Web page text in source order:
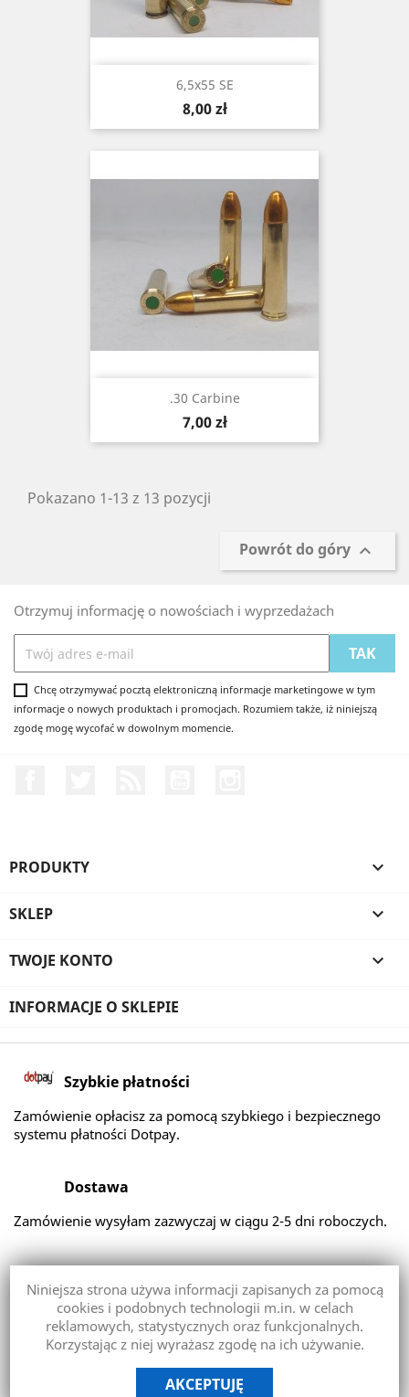
6,5x55 SE
Cena
8,00 zł
.30 Carbine
Cena
7,00 zł
Pokazano 1-13 z 13 pozycji
Powrót do góry 
Otrzymuj informację o nowościach i wyprzedażach
Chcę otrzymywać pocztą elektroniczną informacje marketingowe w tym
informacje o nowych produktach i promocjach. Rozumiem także, iż niniejszą
zgodę mogę wycofać w dowolnym momencie.
PRODUKTY 
SKLEP 
TWOJE KONTO 
INFORMACJE O SKLEPIE
Szybkie płatności
Zamówienie opłacisz za pomocą szybkiego i bezpiecznego
systemu płatności Dotpay.
Dostawa
Zamówienie wysyłam zazwyczaj w ciągu 2-5 dni roboczych.
Zapoznaj się z zasadami zwrotu zakupionego przez Ciebie
towaru.
Copyright © 2026 ZBIJAK Robert Puzoń.
Niniejsza strona używa informacji zapisanych za pomocą
cookies i podobnych technologii m.in. w celach
reklamowych, statystycznych oraz funkcjonalnych.
Korzystając z niej wyrażasz zgodę na ich używanie.
AKCEPTUJĘ